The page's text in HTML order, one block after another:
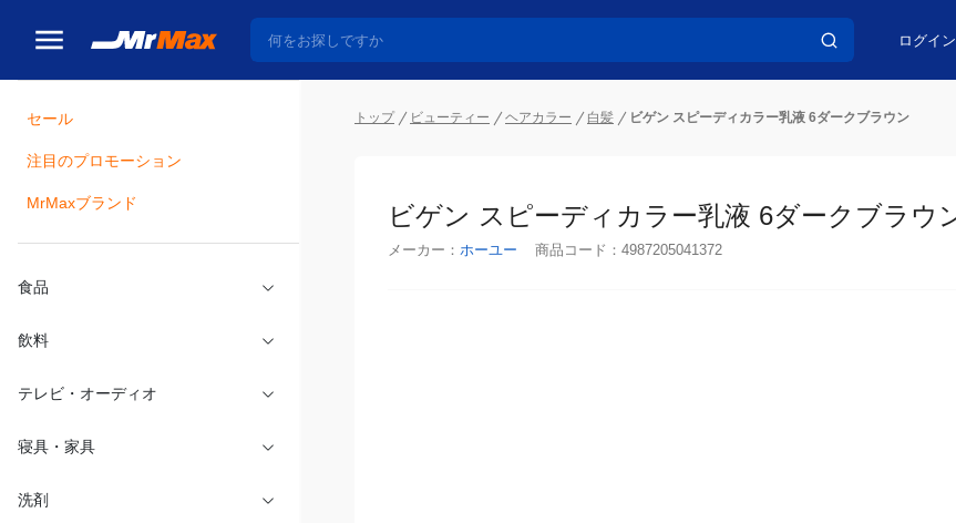
ログイン
セール
注目のプロモーション
MrMaxブランド
食品
飲料
テレビ・オーディオ
寝具・家具
洗剤
トップ ビューティー ヘアカラー 白髪 ビゲン スピーディカラー乳液 6ダークブラウン
ビゲン スピーディカラー乳液 6ダークブラウン
メーカー： ホーユー 商品コード： 4987205041372